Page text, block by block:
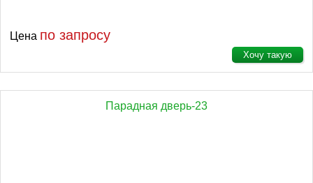
Цена по запросу
Хочу такую
Парадная дверь-23